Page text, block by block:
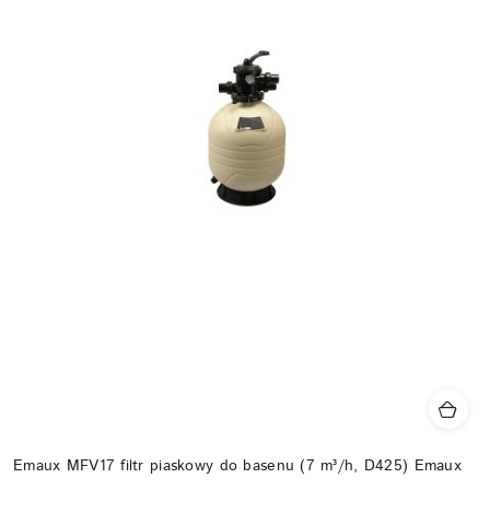
Emaux MFV17 filtr piaskowy do basenu (7 m³/h, D425) Emaux